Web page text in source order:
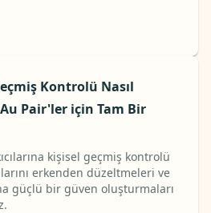
Kontrolü Nasıl
Au Pair'ler için Tam Bir
kişisel geçmiş kontrolü
erkenden düzeltmeleri ve
güçlü bir güven oluşturmaları